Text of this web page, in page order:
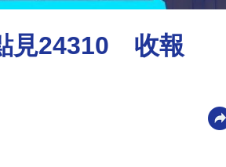
見24310 收報